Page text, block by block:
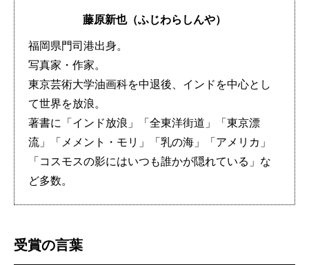
藤原新也（ふじわらしんや）
福岡県門司港出身。
写真家・作家。
東京芸術大学油画科を中退後、インドを中心とし
て世界を放浪。
著書に「インド放浪」「全東洋街道」「東京漂
流」「メメント・モリ」「乳の海」「アメリカ」
「コスモスの影にはいつも誰かが隠れている」な
ど多数。
受賞の言葉